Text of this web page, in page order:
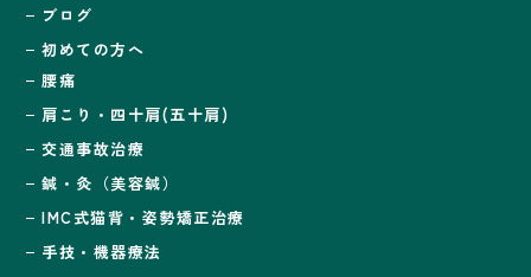
ブログ
初めての方へ
腰痛
肩こり・四十肩(五十肩)
交通事故治療
鍼・灸（美容鍼）
IMC式猫背・姿勢矯正治療
手技・機器療法